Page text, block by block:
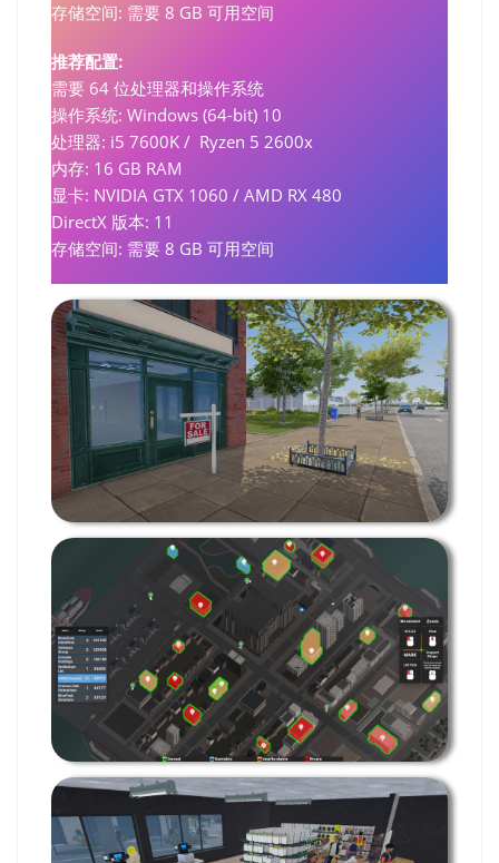
存储空间: 需要 8 GB 可用空间
推荐配置:
需要 64 位处理器和操作系统
操作系统: Windows (64-bit) 10
处理器: i5 7600K / Ryzen 5 2600x
内存: 16 GB RAM
显卡: NVIDIA GTX 1060 / AMD RX 480
DirectX 版本: 11
存储空间: 需要 8 GB 可用空间